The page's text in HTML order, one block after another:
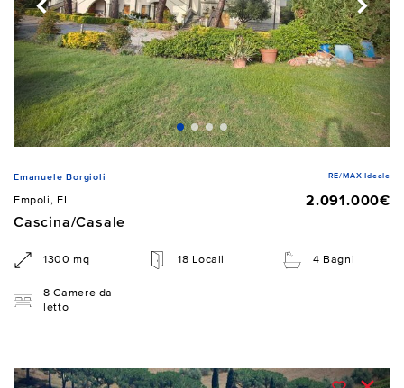
Emanuele Borgioli RE/MAX Ideale
Empoli, FI
2.091.000€
Cascina/Casale
1300 mq 18 Locali 4 Bagni
8 Camere da
letto